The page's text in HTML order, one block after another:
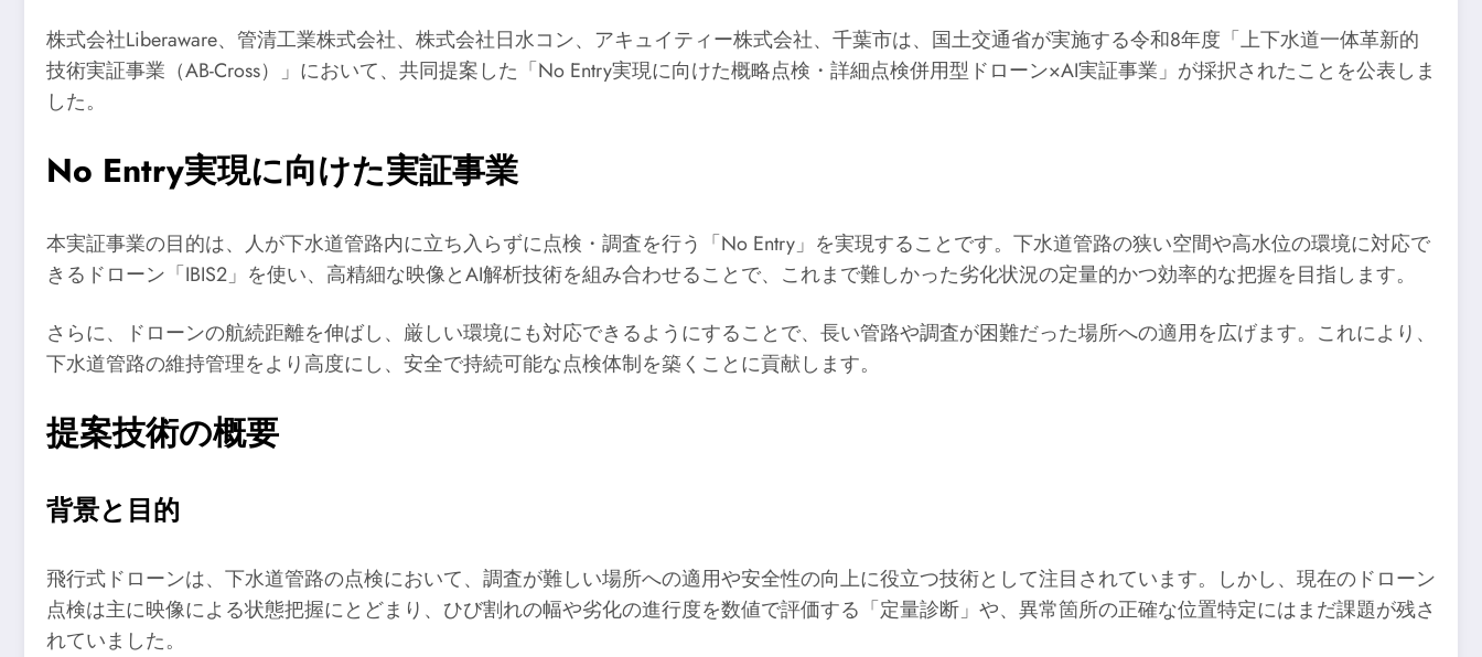
株式会社Liberaware、管清工業株式会社、株式会社日水コン、アキュイティー株式会社、千葉市は、国土交通省が実施する令和8年度「上下水道一体革新的
技術実証事業（AB-Cross）」において、共同提案した「No Entry実現に向けた概略点検・詳細点検併用型ドローン×AI実証事業」が採択されたことを公表しま
した。
No Entry実現に向けた実証事業
本実証事業の目的は、人が下水道管路内に立ち入らずに点検・調査を行う「No Entry」を実現することです。下水道管路の狭い空間や高水位の環境に対応で
きるドローン「IBIS2」を使い、高精細な映像とAI解析技術を組み合わせることで、これまで難しかった劣化状況の定量的かつ効率的な把握を目指します。
さらに、ドローンの航続距離を伸ばし、厳しい環境にも対応できるようにすることで、長い管路や調査が困難だった場所への適用を広げます。これにより、
下水道管路の維持管理をより高度にし、安全で持続可能な点検体制を築くことに貢献します。
提案技術の概要
背景と目的
飛行式ドローンは、下水道管路の点検において、調査が難しい場所への適用や安全性の向上に役立つ技術として注目されています。しかし、現在のドローン
点検は主に映像による状態把握にとどまり、ひび割れの幅や劣化の進行度を数値で評価する「定量診断」や、異常箇所の正確な位置特定にはまだ課題が残さ
れていました。